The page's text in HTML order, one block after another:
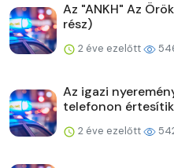
Az "ANKH" Az
rész)
2 éve ezelőtt
Az igazi
telefonon
2 éve ezelőtt